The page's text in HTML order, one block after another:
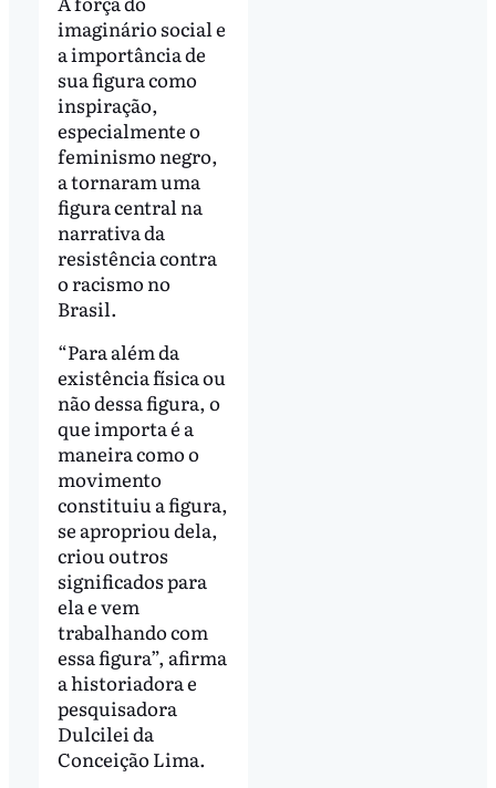
imaginário social e
a importância de
sua figura como
inspiração,
especialmente o
feminismo negro,
a tornaram uma
figura central na
narrativa da
resistência contra
o racismo no
Brasil.
“Para além da
existência física ou
não dessa figura, o
que importa é a
maneira como o
movimento
constituiu a figura,
se apropriou dela,
criou outros
significados para
ela e vem
trabalhando com
essa figura”, afirma
a historiadora e
pesquisadora
Dulcilei da
Conceição Lima.